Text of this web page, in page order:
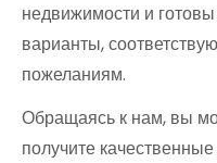
недвижимости и
варианты,
пожеланиям.
Обращаясь к нам, вы
получите